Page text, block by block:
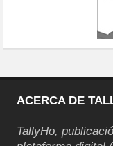
ACERCA DE
TallyHo,